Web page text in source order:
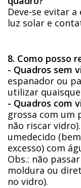
Deve-se evitar
luz solar e
8. Como posso
- Quadros sem
espanador ou
utilizar
- Quadros com
grossa com um
não riscar
umedecido
excesso) com
Obs.: não
moldura ou
no vidro).